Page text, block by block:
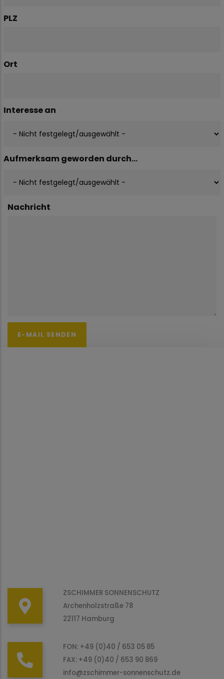
PLZ
Ort
Interesse an
Aufmerksam geworden durch...
Nachricht
ZSCHIMMER SONNENSCHUTZ
Archenholzstraße 78
22117 Hamburg
FON: +49 (0)40 / 653 05 85
FAX: +49 (0)40 / 653 90 869
info@zschimmer-sonnenschutz.de